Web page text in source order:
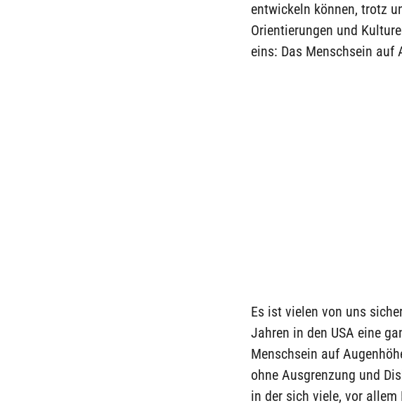
entwickeln können, trotz
Orientierungen und
eins: Das Menschsein auf
Es ist vielen von uns
Jahren in den USA eine
Menschsein auf
ohne Ausgrenzung und
in der sich viele, vor allem